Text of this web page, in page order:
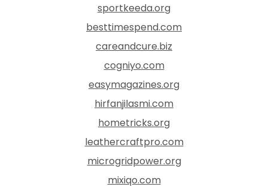
sportkeeda.org
besttimespend.com
careandcure.biz
cogniyo.com
easymagazines.org
hirfanjilasmi.com
hometricks.org
leathercraftpro.com
microgridpower.org
mixiqo.com